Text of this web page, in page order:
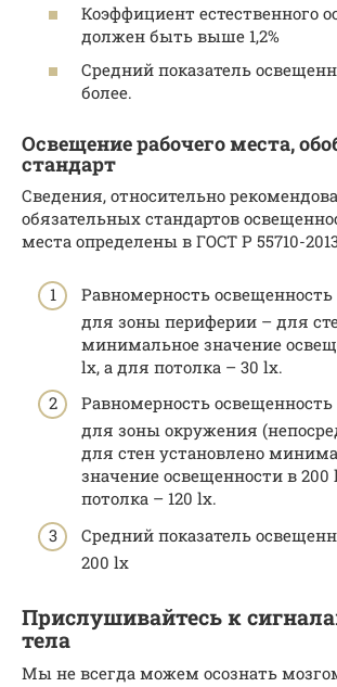
Коэффициент естественного
должен быть выше 1,2%
Средний показатель
более.
Освещение рабочего места,
стандарт
Сведения, относительно
обязательных стандартов
места определены в ГOCT P 55710-
Равномерность освещенность
для зоны периферии – для
минимальное значение
lx, а для потолка – 30 lx.
Равномерность освещенность
для зоны окружения
для стен установлено
значение освещенности в 200
потолка – 120 lx.
Средний показатель
200 lx
Прислушивайтесь к
тела
Мы не всегда можем осознать